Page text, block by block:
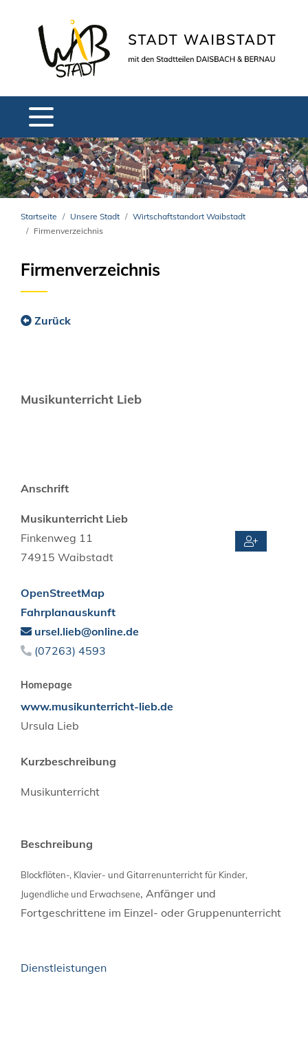
Startseite Unsere Stadt
Wirtschaftstandort Waibstadt
Firmenverzeichnis
Firmenverzeichnis
Zurück
Musikunterricht Lieb
Anschrift
Musikunterricht Lieb
Finkenweg 11
74915 Waibstadt
OpenStreetMap
Fahrplanauskunft
ursel.lieb@online.de
(07263) 4593
Homepage
www.musikunterricht-lieb.de
Ursula Lieb
Kurzbeschreibung
Musikunterricht
Beschreibung
Blockflöten-, Klavier- und Gitarrenunterricht für Kinder,
Jugendliche und Erwachsene, Anfänger und
Fortgeschrittene im Einzel- oder Gruppenunterricht
Dienstleistungen